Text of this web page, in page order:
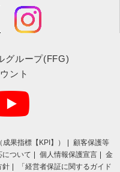
グループ(FFG)
ント
果指標【KPI】）
顧客保護等
について 個人情報保護宣言
金
針
「経営者保証に関するガイド